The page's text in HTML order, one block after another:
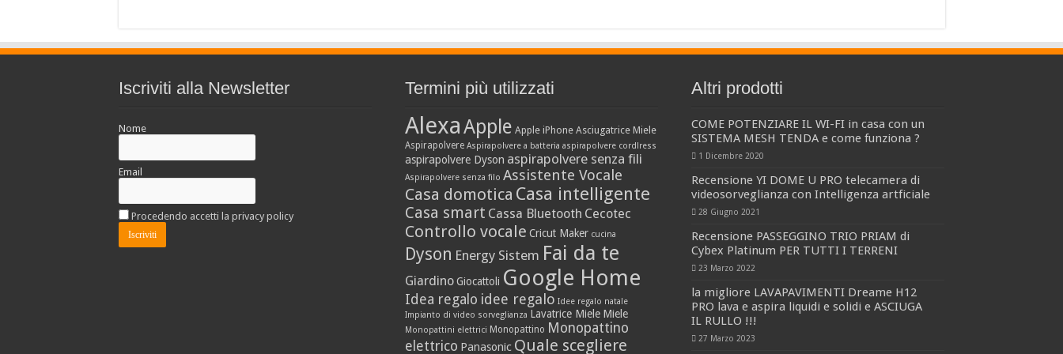
Iscriviti alla Newsletter
Nome
Email
Procedendo accetti la privacy policy
Termini più utilizzati
AlexaApple Apple iPhone Asciugatrice Miele
Aspirapolvere Aspirapolvere a batteria aspirapolvere cordlress
aspirapolvere Dyson aspirapolvere senza fili
Aspirapolvere senza filo Assistente Vocale
Casa domotica Casa intelligente
Casa smart Cassa Bluetooth Cecotec
Controllo vocale Cricut Maker cucina
Dyson Energy Sistem Fai da te
Giardino Giocattoli Google Home
Idea regalo idee regalo Idee regalo natale
Impianto di video sorveglianza Lavatrice Miele Miele
Monopattini elettrici Monopattino Monopattino
elettrico Panasonic Quale scegliere
Altri prodotti
COME POTENZIARE IL WI-FI in casa con un
SISTEMA MESH TENDA e come funziona ?
1 Dicembre 2020
Recensione YI DOME U PRO telecamera di
videosorveglianza con Intelligenza artficiale
28 Giugno 2021
Recensione PASSEGGINO TRIO PRIAM di
Cybex Platinum PER TUTTI I TERRENI
23 Marzo 2022
la migliore LAVAPAVIMENTI Dreame H12
PRO lava e aspira liquidi e solidi e ASCIUGA
IL RULLO !!!
27 Marzo 2023